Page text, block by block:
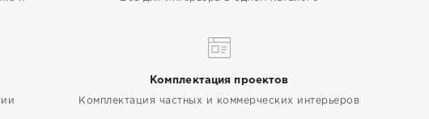
Комплектация проектов
Комплектация частных и коммерческих интерьеров